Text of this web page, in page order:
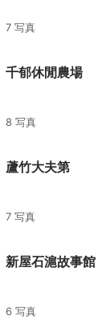
7 写真
千郁休閒農場
8 写真
蘆竹大夫第
7 写真
新屋石滬故事館
6 写真